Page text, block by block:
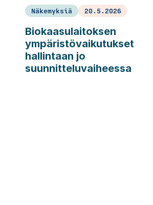
Näkemyksiä 20.5.2026
Biokaasulaitoksen
ympäristövaikutukset
hallintaan jo
suunnitteluvaiheessa